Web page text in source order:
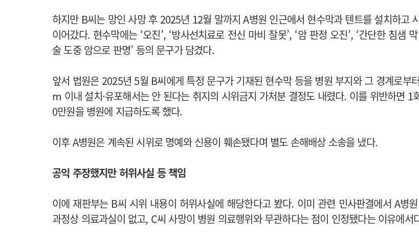
하지만 B씨는 망인 사망 후 2025년 12월 말까지 A병원 인근에서 현수막과 텐트를 설치하고
이어갔다. 현수막에는 ‘오진’, ‘방사선치료로 전신 마비 잘못’, ‘암 판정 오진’, ‘간단한 침샘
술 도중 암으로 판명’ 등의 문구가 담겼다.
앞서 법원은 2025년 5월 B씨에게 특정 문구가 기재된 현수막 등을 병원 부지와 그 경계로부
m 이내 설치·유포해서는 안 된다는 취지의 시위금지 가처분 결정도 내렸다. 이를 위반하면 1
0만원을 병원에 지급하도록 했다.
이후 A병원은 계속된 시위로 명예와 신용이 훼손됐다며 별도 손해배상 소송을 냈다.
공익 주장했지만 허위사실 등 책임
이에 재판부는 B씨 시위 내용이 허위사실에 해당한다고 봤다. 이미 관련 민사판결에서 A병
과정상 의료과실이 없고, C씨 사망이 병원 의료행위와 무관하다는 점이 인정됐다는 이유에서